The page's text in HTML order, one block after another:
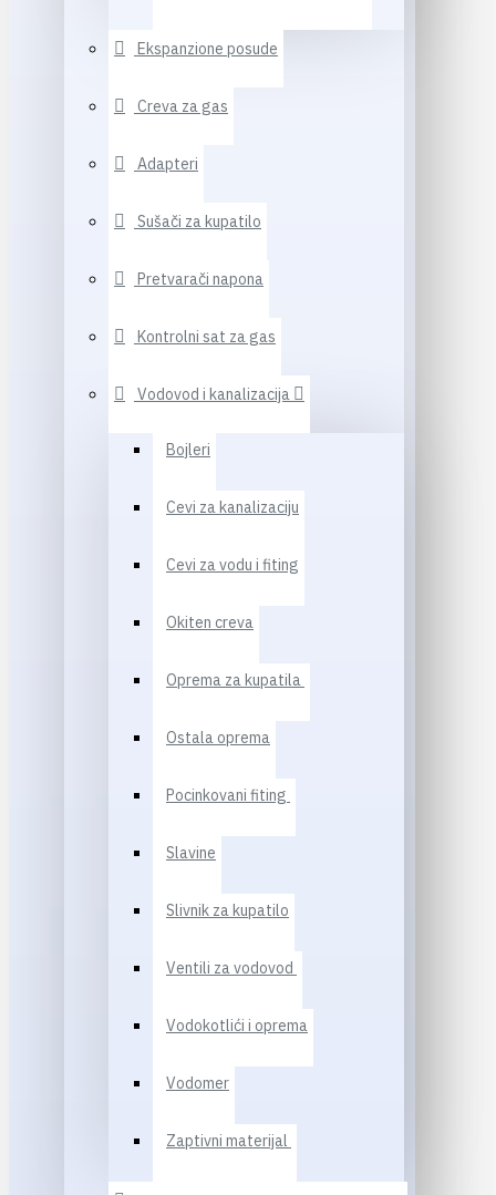
Ekspanzione posude
Creva za gas
Adapteri
Sušači za kupatilo
Pretvarači napona
Kontrolni sat za gas
Vodovod i kanalizacija
Bojleri
Cevi za kanalizaciju
Cevi za vodu i fiting
Okiten creva
Oprema za kupatila
Ostala oprema
Pocinkovani fiting
Slavine
Slivnik za kupatilo
Ventili za vodovod
Vodokotlići i oprema
Vodomer
Zaptivni materijal